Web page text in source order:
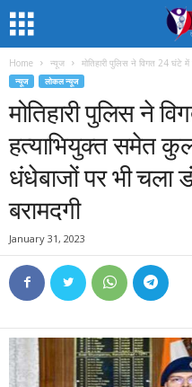
Home न्यूज मोतिहारी पुलिस ने विगत 24 घंटे
न्यूज लोकल न्यूज
मोतिहारी पुलिस ने
हत्याभियुक्त समेत कुल
धंधेबाजों पर भी चला
बरामदगी
January 31, 2023